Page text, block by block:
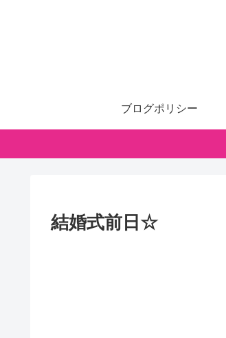
ブログポリシー
結婚式前日☆